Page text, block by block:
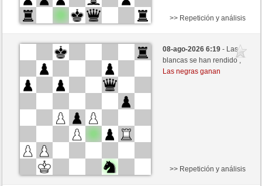
Blancas
Anonymous
Tiempo: 5 minutes/side + 8 seconds/move
>> Repetición y análisis
08-ago-2026 6:19- Las
blancas se han rendido ,
Las negras ganan
>> Repetición y análisis